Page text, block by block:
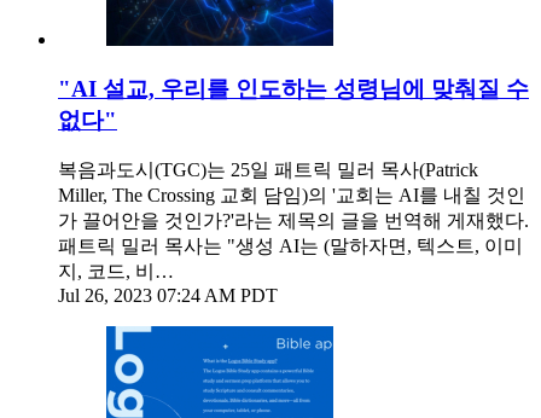
"AI 설교, 우리를 인도하는 성령님에 맞춰질 수
없다"
복음과도시(TGC)는 25일 패트릭 밀러 목사(Patrick
Miller, The Crossing 교회 담임)의 '교회는 AI를 내칠 것인
가 끌어안을 것인가?'라는 제목의 글을 번역해 게재했다.
패트릭 밀러 목사는 "생성 AI는 (말하자면, 텍스트, 이미
지, 코드, 비…
Jul 26, 2023 07:24 AM PDT